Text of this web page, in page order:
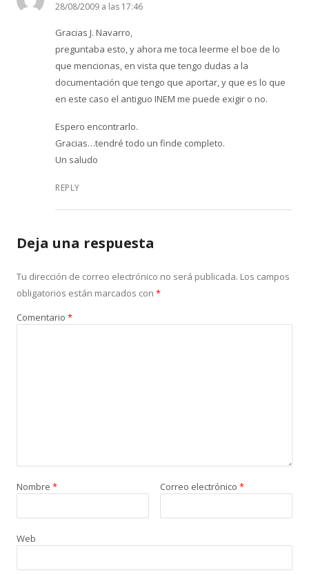
28/08/2009 a las 17:46
Gracias J. Navarro,
preguntaba esto, y ahora me toca leerme el boe de lo
que mencionas, en vista que tengo dudas a la
documentación que tengo que aportar, y que es lo que
en este caso el antiguo INEM me puede exigir o no.
Espero encontrarlo.
Gracias…tendré todo un finde completo.
Un saludo
REPLY
Deja una respuesta
Tu dirección de correo electrónico no será publicada. Los campos
obligatorios están marcados con *
Comentario *
Nombre * Correo electrónico *
Web